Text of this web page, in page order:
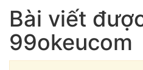
Bài viết
99okeucom